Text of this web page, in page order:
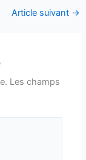
Article suivant →
Les champs